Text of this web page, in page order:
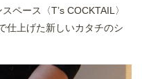
ペース〈T’s COCKTAIL〉
仕上げた新しいカタチのシ